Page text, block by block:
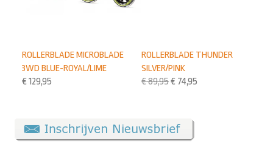
ROLLERBLADE THUNDER
SILVER/PINK
€89,95€ 74,95
ROLLERBLADE MICROBLADE
3WD BLUE-ROYAL/LIME
€ 129,95